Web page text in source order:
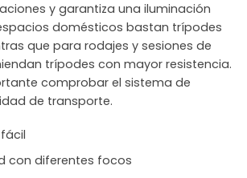
y garantiza una iluminación
domésticos bastan trípodes
que para rodajes y sesiones de
trípodes con mayor resistencia.
comprobar el sistema de
de transporte.
con diferentes focos